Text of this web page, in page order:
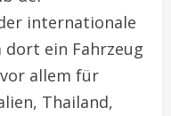
internationale
ein Fahrzeug
allem für
Thailand,